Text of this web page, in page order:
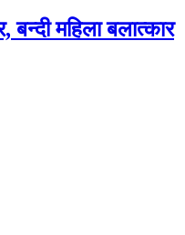
बन्दी महिला बलात्कार